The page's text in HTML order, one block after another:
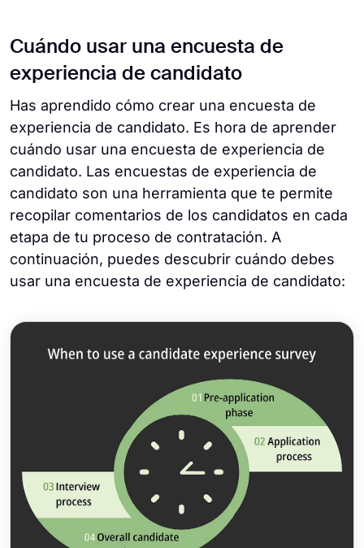
Cuándo usar una encuesta de
experiencia de candidato
Has aprendido cómo crear una encuesta de
experiencia de candidato. Es hora de aprender
cuándo usar una encuesta de experiencia de
candidato. Las encuestas de experiencia de
candidato son una herramienta que te permite
recopilar comentarios de los candidatos en cada
etapa de tu proceso de contratación. A
continuación, puedes descubrir cuándo debes
usar una encuesta de experiencia de candidato: